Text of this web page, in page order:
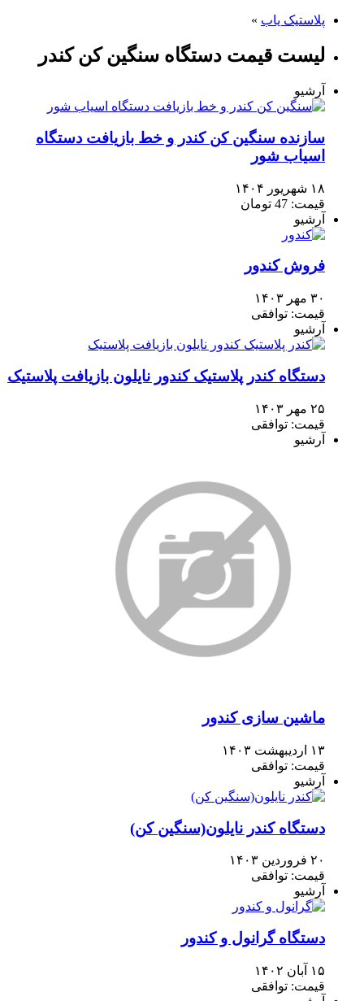
پلاستیک یاب »
لیست قیمت دستگاه سنگین کن کندر
آرشیو
سازنده سنگین کن کندر و خط بازیافت دستگاه
اسیاب شور
۱۸ شهریور ۱۴۰۴
قیمت: 47 تومان
آرشیو
فروش کندور
۳۰ مهر ۱۴۰۳
قیمت: توافقی
آرشیو
دستگاه کندر پلاستیک کندور نایلون بازیافت پلاستیک
۲۵ مهر ۱۴۰۳
قیمت: توافقی
آرشیو
ماشین سازی کندور
۱۳ اردیبهشت ۱۴۰۳
قیمت: توافقی
آرشیو
دستگاه کندر نایلون(سنگین کن)
۲۰ فروردین ۱۴۰۳
قیمت: توافقی
آرشیو
دستگاه گرانول و کندور
۱۵ آبان ۱۴۰۲
قیمت: توافقی